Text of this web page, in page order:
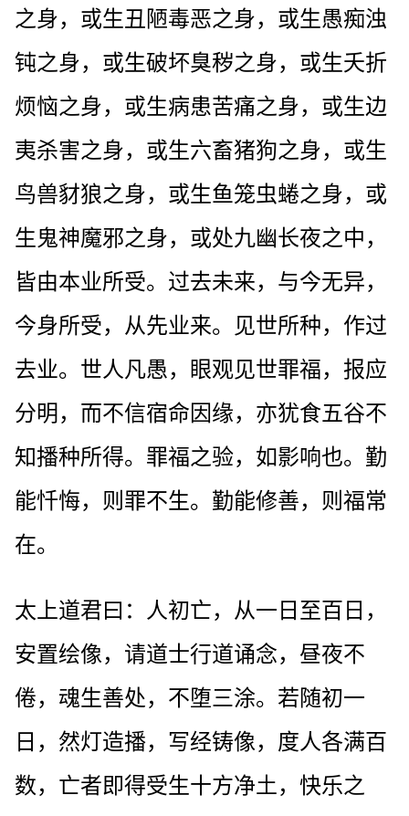
之身，或生丑陋毒恶之身，或生愚痴浊
钝之身，或生破坏臭秽之身，或生夭折
烦恼之身，或生病患苦痛之身，或生边
夷杀害之身，或生六畜猪狗之身，或生
鸟兽豺狼之身，或生鱼笼虫蜷之身，或
生鬼神魔邪之身，或处九幽长夜之中，
皆由本业所受。过去未来，与今无异，
今身所受，从先业来。见世所种，作过
去业。世人凡愚，眼观见世罪福，报应
分明，而不信宿命因缘，亦犹食五谷不
知播种所得。罪福之验，如影响也。勤
能忏悔，则罪不生。勤能修善，则福常
在。
太上道君曰：人初亡，从一日至百日，
安置绘像，请道士行道诵念，昼夜不
倦，魂生善处，不堕三涂。若随初一
日，然灯造播，写经铸像，度人各满百
数，亡者即得受生十方净土，快乐之